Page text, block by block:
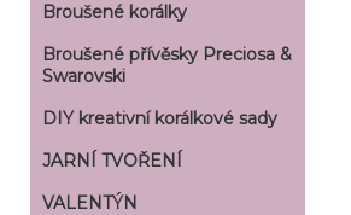
Broušené korálky
Broušené přívěsky Preciosa &
Swarovski
DIY kreativní korálkové sady
JARNÍ TVOŘENÍ
VALENTÝN